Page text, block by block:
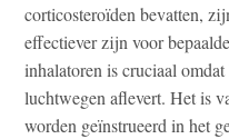
corticosteroïden bevatten,
effectiever zijn voor
inhalatoren is cruciaal
luchtwegen aflevert. Het is
worden geïnstrueerd in het